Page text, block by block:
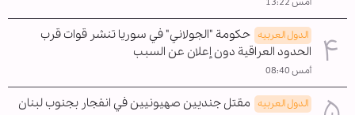
الدول العربیه حكومة "الجولاني" في سوريا تنشر قوات قرب
الحدود العراقية دون إعلان عن السبب
أمس 08:40
الدول العربیه مقتل جنديين صهيونيين في انفجار بجنوب لبنان